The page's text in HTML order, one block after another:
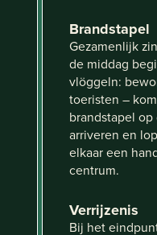
Brandstapel
Gezamenlijk
de middag
vlöggeln:
toeristen –
brandstapel op
arriveren en
elkaar een
centrum.
Verrijzenis
Bij het